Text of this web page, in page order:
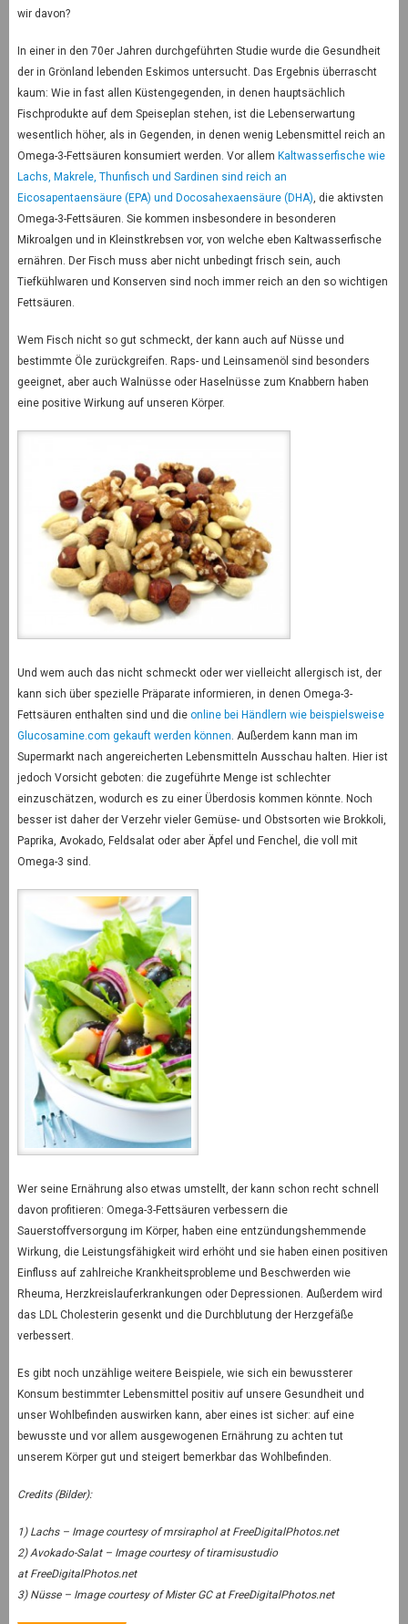
wir davon?
In einer in den 70er Jahren durchgeführten Studie wurde die Gesundheit
der in Grönland lebenden Eskimos untersucht. Das Ergebnis überrascht
kaum: Wie in fast allen Küstengegenden, in denen hauptsächlich
Fischprodukte auf dem Speiseplan stehen, ist die Lebenserwartung
wesentlich höher, als in Gegenden, in denen wenig Lebensmittel reich an
Omega-3-Fettsäuren konsumiert werden. Vor allem Kaltwasserfische wie
Lachs, Makrele, Thunfisch und Sardinen sind reich an
Eicosapentaensäure (EPA) und Docosahexaensäure (DHA), die aktivsten
Omega-3-Fettsäuren. Sie kommen insbesondere in besonderen
Mikroalgen und in Kleinstkrebsen vor, von welche eben Kaltwasserfische
ernähren. Der Fisch muss aber nicht unbedingt frisch sein, auch
Tiefkühlwaren und Konserven sind noch immer reich an den so wichtigen
Fettsäuren.
Wem Fisch nicht so gut schmeckt, der kann auch auf Nüsse und
bestimmte Öle zurückgreifen. Raps- und Leinsamenöl sind besonders
geeignet, aber auch Walnüsse oder Haselnüsse zum Knabbern haben
eine positive Wirkung auf unseren Körper.
Und wem auch das nicht schmeckt oder wer vielleicht allergisch ist, der
kann sich über spezielle Präparate informieren, in denen Omega-3-
Fettsäuren enthalten sind und die online bei Händlern wie beispielsweise
Glucosamine.com gekauft werden können. Außerdem kann man im
Supermarkt nach angereicherten Lebensmitteln Ausschau halten. Hier ist
jedoch Vorsicht geboten: die zugeführte Menge ist schlechter
einzuschätzen, wodurch es zu einer Überdosis kommen könnte. Noch
besser ist daher der Verzehr vieler Gemüse- und Obstsorten wie Brokkoli,
Paprika, Avokado, Feldsalat oder aber Äpfel und Fenchel, die voll mit
Omega-3 sind.
Wer seine Ernährung also etwas umstellt, der kann schon recht schnell
davon profitieren: Omega-3-Fettsäuren verbessern die
Sauerstoffversorgung im Körper, haben eine entzündungshemmende
Wirkung, die Leistungsfähigkeit wird erhöht und sie haben einen positiven
Einfluss auf zahlreiche Krankheitsprobleme und Beschwerden wie
Rheuma, Herzkreislauferkrankungen oder Depressionen. Außerdem wird
das LDL Cholesterin gesenkt und die Durchblutung der Herzgefäße
verbessert.
Es gibt noch unzählige weitere Beispiele, wie sich ein bewussterer
Konsum bestimmter Lebensmittel positiv auf unsere Gesundheit und
unser Wohlbefinden auswirken kann, aber eines ist sicher: auf eine
bewusste und vor allem ausgewogenen Ernährung zu achten tut
unserem Körper gut und steigert bemerkbar das Wohlbefinden.
Credits (Bilder):
1) Lachs – Image courtesy of mrsiraphol at FreeDigitalPhotos.net
2) Avokado-Salat – Image courtesy of tiramisustudio
at FreeDigitalPhotos.net
3) Nüsse – Image courtesy of Mister GC at FreeDigitalPhotos.net